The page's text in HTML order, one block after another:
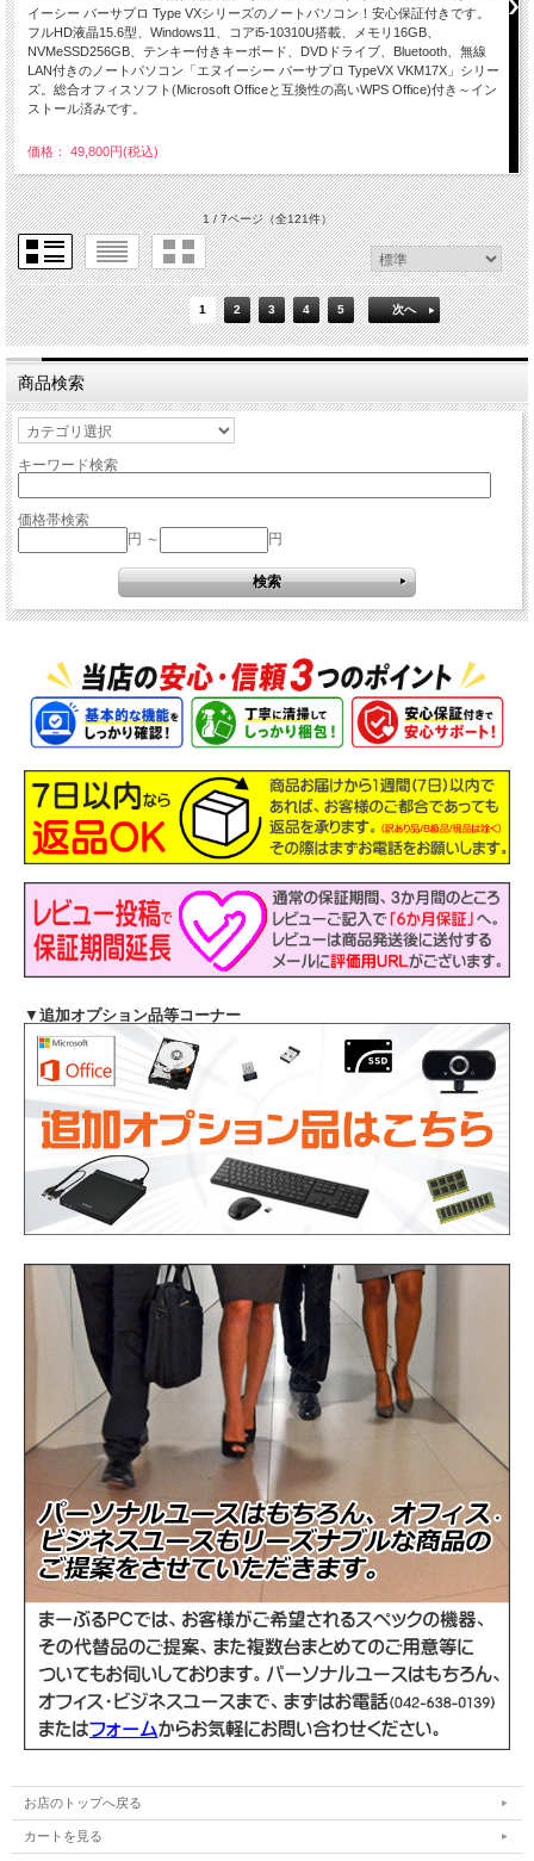
イーシー バーサプロ Type VXシリーズのノートパソコン！安心保証付きです。
フルHD液晶15.6型、Windows11、コアi5-10310U搭載、メモリ16GB、
NVMeSSD256GB、テンキー付きキーボード、DVDドライブ、Bluetooth、無線
LAN付きのノートパソコン「エヌイーシー バーサプロ TypeVX VKM17X」シリー
ズ。総合オフィスソフト(Microsoft Officeと互換性の高いWPS Office)付き～イン
ストール済みです。
価格： 49,800円(税込)
1 / 7ページ（全121件）
1 2 3 4 5 次へ
商品検索
キーワード検索
価格帯検索
円 ～
円
▼ 追加オプション品等コーナー
お店のトップへ戻る
カートを見る